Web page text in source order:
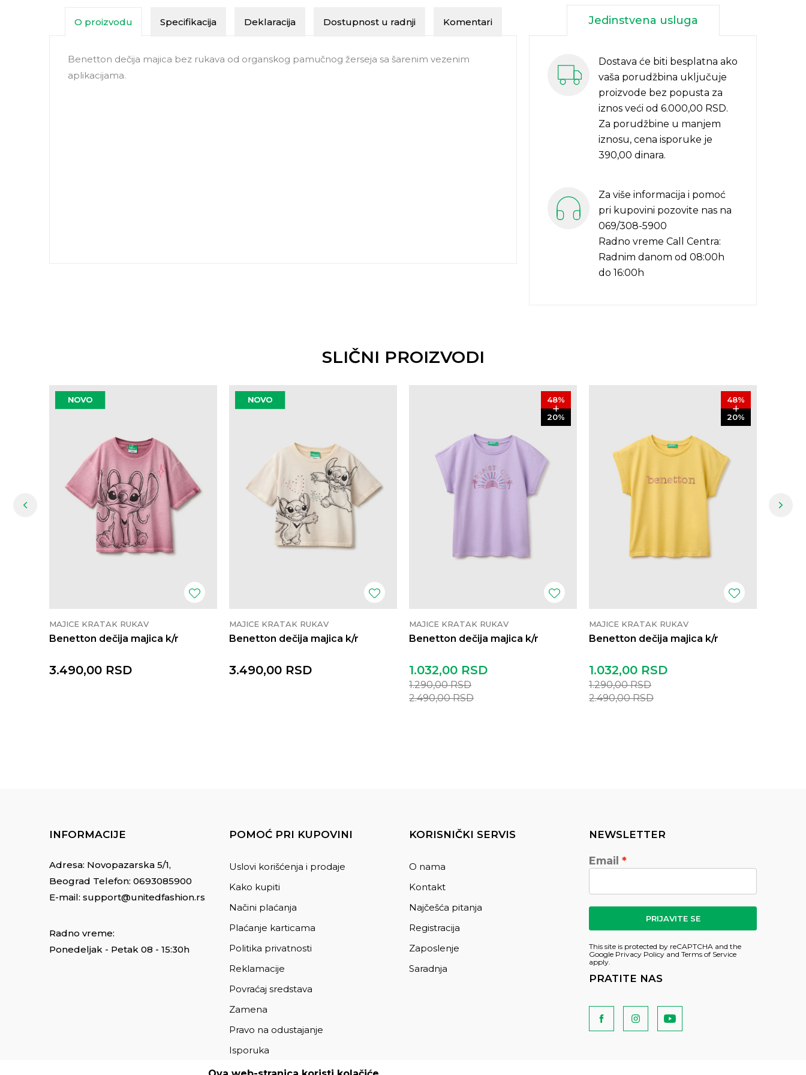
O proizvodu Specifikacija Deklaracija Dostupnost u radnji Komentari
Benetton dečija majica bez rukava od organskog pamučnog žerseja sa šarenim vezenim
aplikacijama.
Jedinstvena usluga
Dostava će biti besplatna ako
vaša porudžbina uključuje
proizvode bez popusta za
iznos veći od 6.000,00 RSD.
Za porudžbine u manjem
iznosu, cena isporuke je
390,00 dinara.
Za više informacija i pomoć
pri kupovini pozovite nas na
069/308-5900
Radno vreme Call Centra:
Radnim danom od 08:00h
do 16:00h
SLIČNI PROIZVODI
MAJICE KRATAK RUKAV
Benetton dečija majica k/r
3.490,00 RSD
MAJICE KRATAK RUKAV
Benetton dečija majica k/r
3.490,00 RSD
48%
20%
MAJICE KRATAK RUKAV
Benetton dečija majica k/r
1.032,00 RSD
1.290,00RSD
2.490,00RSD
48%
20%
MAJICE KRATAK RUKAV
Benetton dečija majica k/r
1.032,00 RSD
1.290,00RSD
2.490,00RSD
INFORMACIJE
Adresa: Novopazarska 5/1,
Beograd Telefon: 0693085900
E-mail: support@unitedfashion.rs
Radno vreme:
Ponedeljak - Petak 08 - 15:30h
POMOĆ PRI KUPOVINI
Uslovi korišćenja i prodaje
Kako kupiti
Načini plaćanja
Plaćanje karticama
Politika privatnosti
Reklamacije
Povraćaj sredstava
Zamena
Pravo na odustajanje
Isporuka
KORISNIČKI SERVIS
O nama
Kontakt
Najčešća pitanja
Registracija
Zaposlenje
Saradnja
NEWSLETTER
Email
PRIJAVITE SE
This site is protected by reCAPTCHA and the
Google Privacy Policy and Terms of Service
apply.
PRATITE NAS